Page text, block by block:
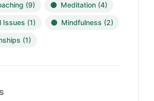
(9) Meditation (4)
Issues (1) Mindfulness (2)
(1)